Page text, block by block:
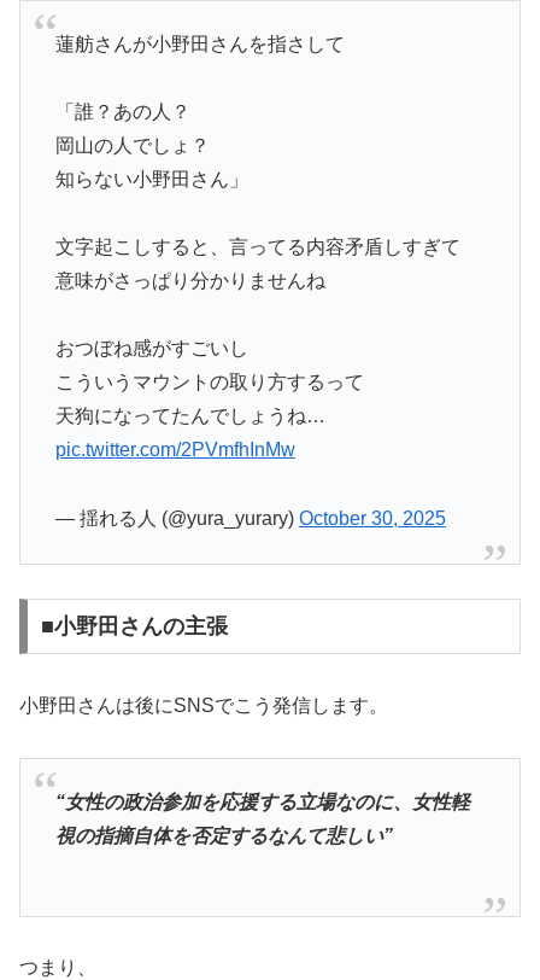
蓮舫さんが小野田さんを指さして
「誰？あの人？
岡山の人でしょ？
知らない小野田さん」
文字起こしすると、言ってる内容矛盾しすぎて
意味がさっぱり分かりませんね
おつぼね感がすごいし
こういうマウントの取り方するって
天狗になってたんでしょうね…
pic.twitter.com/2PVmfhInMw
— 揺れる人 (@yura_yurary) October 30, 2025
■小野田さんの主張
小野田さんは後にSNSでこう発信します。
“女性の政治参加を応援する立場なのに、女性軽
視の指摘自体を否定するなんて悲しい”
つまり、